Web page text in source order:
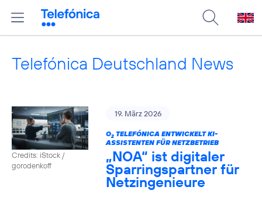
Telefónica Deutschland News
Credits: iStock /
gorodenkoff
19. März 2026
O2TELEFÓNICA ENTWICKELT KI-
ASSISTENTEN FÜR NETZBETRIEB
„NOA“ ist digitaler
Sparringspartner für
Netzingenieure